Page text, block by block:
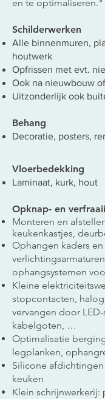
en te optimaliseren."
Schilderwerken
Alle binnenmuren,
houtwerk
Opfrissen met evt.
Ook na nieuwbouw
Uitzonderlijk ook
Behang
Decoratie, posters,
Vloerbedekking
Laminaat, kurk, hout
Opknap- en
Monteren en
keukenkastjes,
Ophangen kaders en
ophangsystemen
Kleine
stopcontacten,
vervangen door
kabelgoten, …
Optimalisatie
legplanken,
Silicone afdichtingen
keuken
Klein schrijnwerkerij: